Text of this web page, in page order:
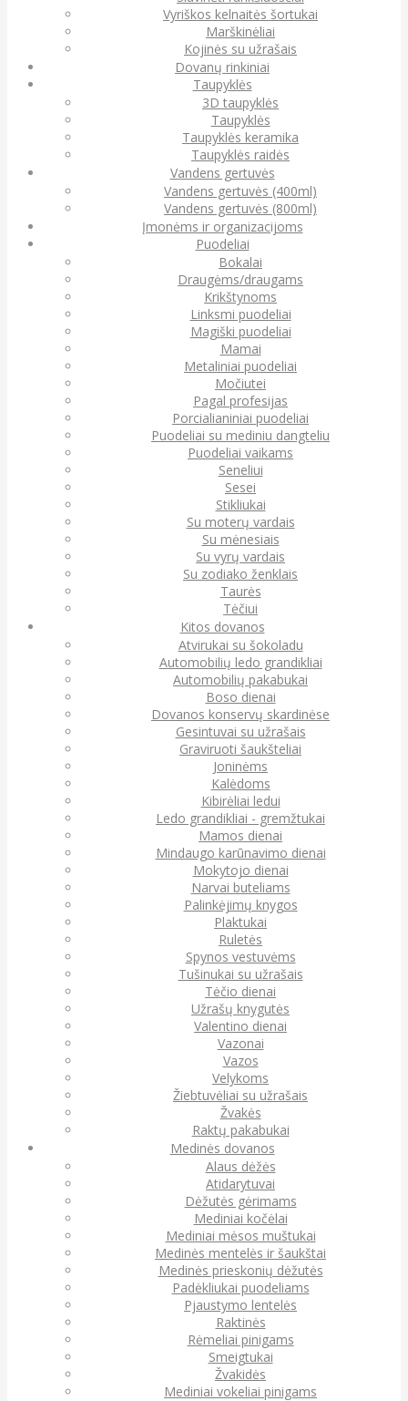
Vyriškos kelnaitės šortukai
Marškinėliai
Kojinės su užrašais
Dovanų rinkiniai
Taupyklės
3D taupyklės
Taupyklės
Taupyklės keramika
Taupyklės raidės
Vandens gertuvės
Vandens gertuvės (400ml)
Vandens gertuvės (800ml)
Įmonėms ir organizacijoms
Puodeliai
Bokalai
Draugėms/draugams
Krikštynoms
Linksmi puodeliai
Magiški puodeliai
Mamai
Metaliniai puodeliai
Močiutei
Pagal profesijas
Porcialianiniai puodeliai
Puodeliai su mediniu dangteliu
Puodeliai vaikams
Seneliui
Sesei
Stikliukai
Su moterų vardais
Su mėnesiais
Su vyrų vardais
Su zodiako ženklais
Taurės
Tėčiui
Kitos dovanos
Atvirukai su šokoladu
Automobilių ledo grandikliai
Automobilių pakabukai
Boso dienai
Dovanos konservų skardinėse
Gesintuvai su užrašais
Graviruoti šaukšteliai
Joninėms
Kalėdoms
Kibirėliai ledui
Ledo grandikliai - gremžtukai
Mamos dienai
Mindaugo karūnavimo dienai
Mokytojo dienai
Narvai buteliams
Palinkėjimų knygos
Plaktukai
Ruletės
Spynos vestuvėms
Tušinukai su užrašais
Tėčio dienai
Užrašų knygutės
Valentino dienai
Vazonai
Vazos
Velykoms
Žiebtuvėliai su užrašais
Žvakės
Raktų pakabukai
Medinės dovanos
Alaus dėžės
Atidarytuvai
Dėžutės gėrimams
Mediniai kočėlai
Mediniai mėsos muštukai
Medinės mentelės ir šaukštai
Medinės prieskonių dėžutės
Padėkliukai puodeliams
Pjaustymo lentelės
Raktinės
Rėmeliai pinigams
Smeigtukai
Žvakidės
Mediniai vokeliai pinigams